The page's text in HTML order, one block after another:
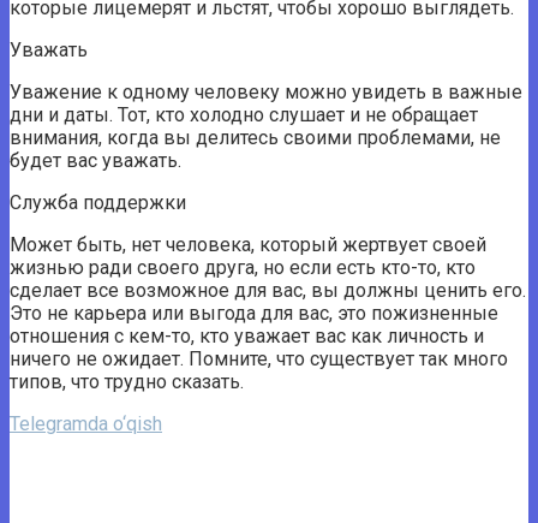
которые лицемерят и льстят, чтобы хорошо выглядеть.
Уважать
Уважение к одному человеку можно увидеть в важные
дни и даты. Тот, кто холодно слушает и не обращает
внимания, когда вы делитесь своими проблемами, не
будет вас уважать.
Служба поддержки
Может быть, нет человека, который жертвует своей
жизнью ради своего друга, но если есть кто-то, кто
сделает все возможное для вас, вы должны ценить его.
Это не карьера или выгода для вас, это пожизненные
отношения с кем-то, кто уважает вас как личность и
ничего не ожидает. Помните, что существует так много
типов, что трудно сказать.
Telegramda o‘qish